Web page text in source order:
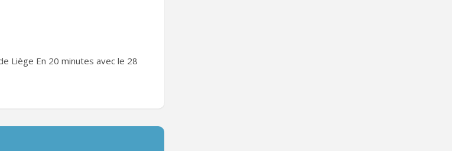
Liège En 20 minutes avec le 28